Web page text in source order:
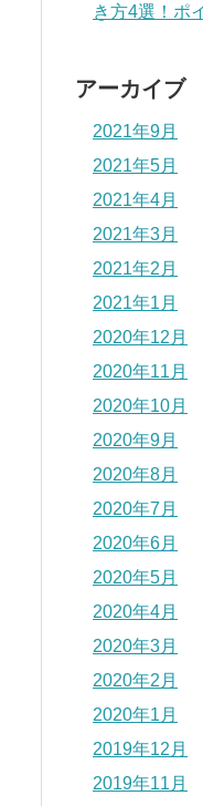
き方4選！ポ
アーカイブ
2021年9月
2021年5月
2021年4月
2021年3月
2021年2月
2021年1月
2020年12月
2020年11月
2020年10月
2020年9月
2020年8月
2020年7月
2020年6月
2020年5月
2020年4月
2020年3月
2020年2月
2020年1月
2019年12月
2019年11月